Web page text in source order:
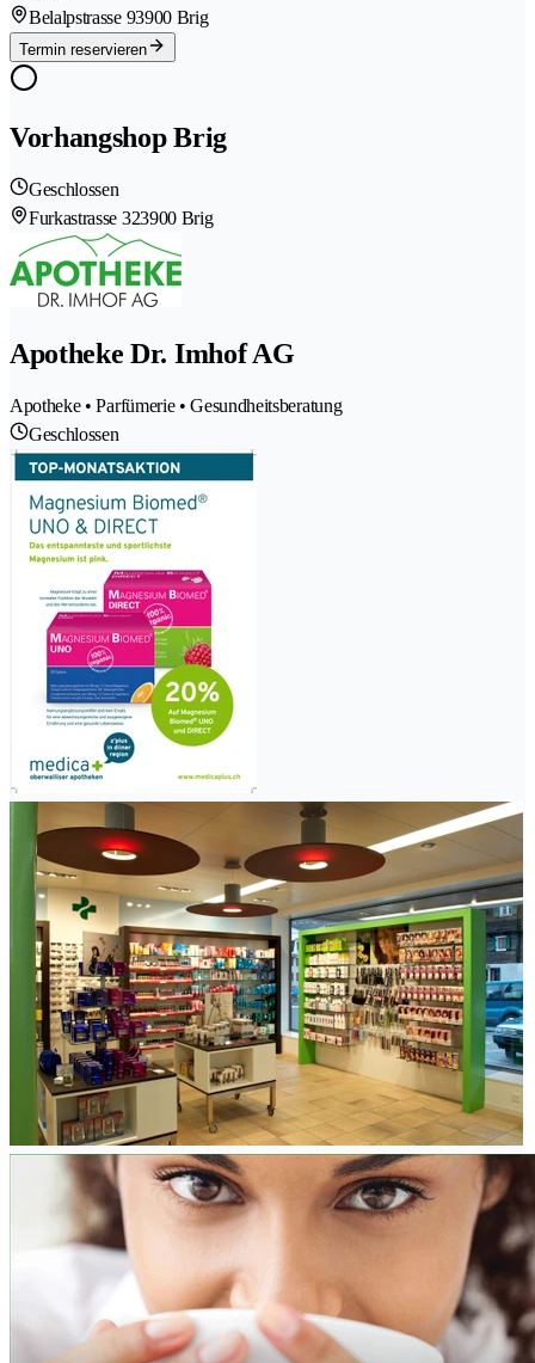
Belalpstrasse 93900 Brig
Termin reservieren
Vorhangshop Brig
Geschlossen
Furkastrasse 323900 Brig
Apotheke Dr. Imhof AG
Apotheke • Parfümerie • Gesundheitsberatung
Geschlossen